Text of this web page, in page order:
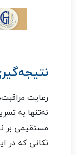
رعایت
نه‌تنها به
مستقیمی بر
نکاتی که در